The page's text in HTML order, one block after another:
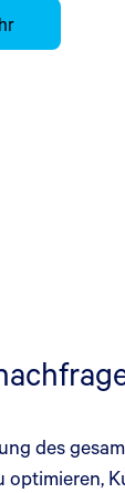
des
optimieren,